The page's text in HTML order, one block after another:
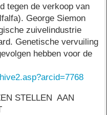
tegen de verkoop van
George Siemon
zuivelindustrie
Genetische vervuiling
hebben voor de
STELLEN AAN